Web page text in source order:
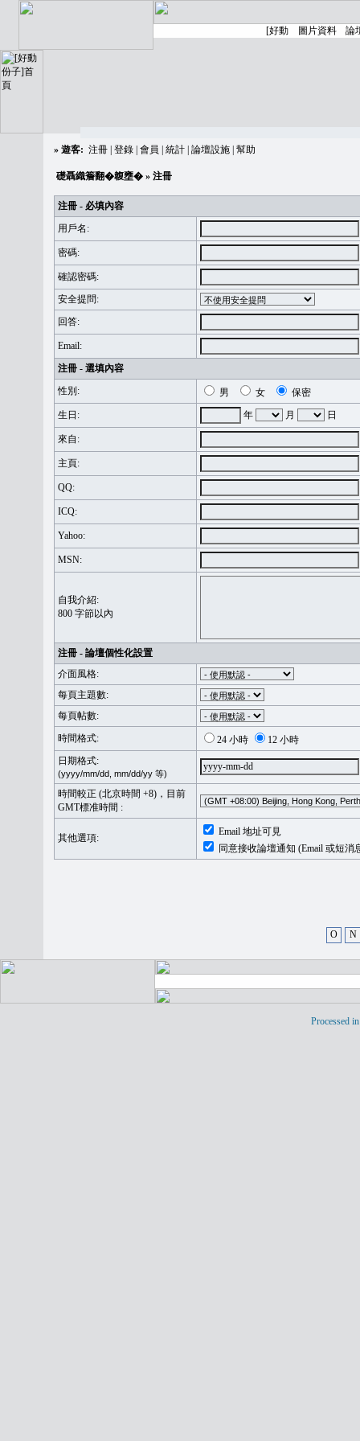
» 遊客: 注冊 登錄 會員 統計 論壇設施 幫助
礎聶織簷翻�䪖壅� » 注冊
注冊 - 必填內容
用戶名:
密碼:
確認密碼:
安全提問:
回答:
Email:
注冊 - 選填內容
性別:
男 女
保密
生日:
年 月 日
來自:
主頁:
QQ:
ICQ:
Yahoo:
MSN:
自我介紹:
800 字節以內
注冊 - 論壇個性化設置
介面風格:
每頁主題數:
每頁帖數:
時間格式:
24 小時
12 小時
日期格式:
(yyyy/mm/dd, mm/dd/yy 等)
時間較正 (北京時間 +8)，目前
GMT標准時間 :
其他選項:
Email 地址可見
同意接收論壇通知 (Email 或短消
O N
Processed